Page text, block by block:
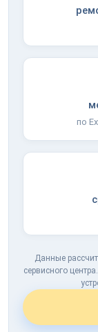
по
Данные
сервисного